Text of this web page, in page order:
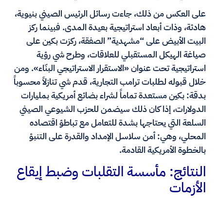
على العكس من ذلك، جاءت رسائل الرئيس الصيني بنيوية،
هادئة، وذات أبعاد استراتيجية بعيدة المدى. فبينما ركز
البيت الأبيض على “مشهدية” الصفقة، ركزت بكين على
صياغة الهيكل المستقبلي للعلاقات، وطرح شي رؤية
استراتيجية تحت عنوان «الاستقرار الاستراتيجي البنّاء». ومن
خلال قبوله لطلبات ترامب التجارية، قدم شي تنازلاً محسوباً
بدقة: بكين مستعدة تماماً لشراء بضائع أمريكية بمليارات
الدولارات، إذا كان ذلك سيضمن للحزب الشيوعي الصيني
السلعة التي يحتاجها بشدة للتعامل مع تباطؤ اقتصاده
المحلي، وهي: أمن سلاسل الإمداد والقدرة على التنبؤ
بالخطوة الأمريكية القادمة.
النتائج: مأسسة التقلبات وضبط إيقاع
الأزمات